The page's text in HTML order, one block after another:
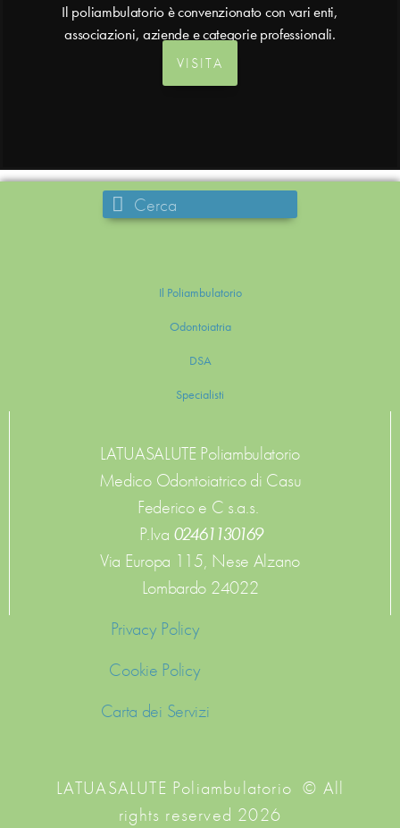
Il poliambulatorio è convenzionato con vari enti,
associazioni, aziende e categorie professionali.
VISITA
Il Poliambulatorio
Odontoiatria
DSA
Specialisti
LATUASALUTE Poliambulatorio
Medico Odontoiatrico di Casu
Federico e C s.a.s.
P.Iva 0 2 4 6 1 1 30169
Via Europa 115, Nese Alzano
Lombardo 24022
Privacy Policy
Cookie Policy
Carta dei Servizi
LATUASALUTE Poliambulatorio © All
rights reserved 2026